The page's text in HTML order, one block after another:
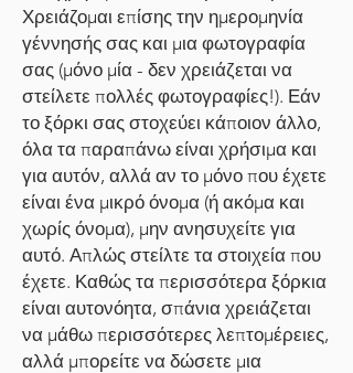
Χρειάζομαι επίσης την ημερομηνία
γέννησής σας και μια φωτογραφία
σας (μόνο μία - δεν χρειάζεται να
στείλετε πολλές φωτογραφίες!). Εάν
το ξόρκι σας στοχεύει κάποιον άλλο,
όλα τα παραπάνω είναι χρήσιμα και
για αυτόν, αλλά αν το μόνο που έχετε
είναι ένα μικρό όνομα (ή ακόμα και
χωρίς όνομα), μην ανησυχείτε για
αυτό. Απλώς στείλτε τα στοιχεία που
έχετε. Καθώς τα περισσότερα ξόρκια
είναι αυτονόητα, σπάνια χρειάζεται
να μάθω περισσότερες λεπτομέρειες,
αλλά μπορείτε να δώσετε μια